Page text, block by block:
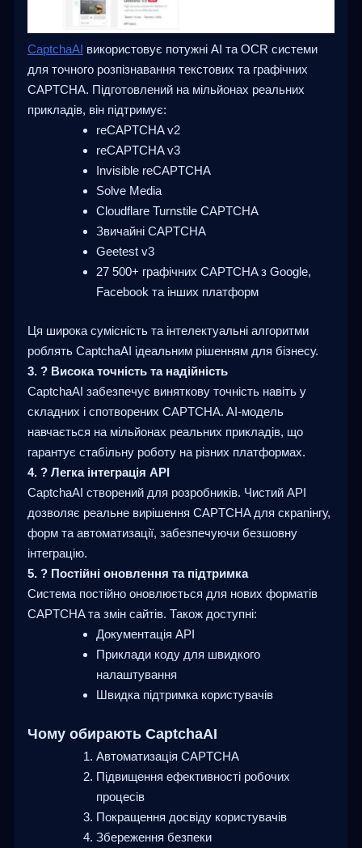
CaptchaAI використовує потужні AI та OCR системи
для точного розпізнавання текстових та графічних
CAPTCHA. Підготовлений на мільйонах реальних
прикладів, він підтримує:
reCAPTCHA v2
reCAPTCHA v3
Invisible reCAPTCHA
Solve Media
Cloudflare Turnstile CAPTCHA
Звичайні CAPTCHA
Geetest v3
27 500+ графічних CAPTCHA з Google,
Facebook та інших платформ
Ця широка сумісність та інтелектуальні алгоритми
роблять CaptchaAI ідеальним рішенням для бізнесу.
3. ? Висока точність та надійність
CaptchaAI забезпечує виняткову точність навіть у
складних і спотворених CAPTCHA. AI-модель
навчається на мільйонах реальних прикладів, що
гарантує стабільну роботу на різних платформах.
4. ? Легка інтеграція API
CaptchaAI створений для розробників. Чистий API
дозволяє реальне вирішення CAPTCHA для скрапінгу,
форм та автоматизації, забезпечуючи безшовну
інтеграцію.
5. ?️ Постійні оновлення та підтримка
Система постійно оновлюється для нових форматів
CAPTCHA та змін сайтів. Також доступні:
Документація API
Приклади коду для швидкого
налаштування
Швидка підтримка користувачів
Чому обирають CaptchaAI
Автоматизація CAPTCHA
Підвищення ефективності робочих
процесів
Покращення досвіду користувачів
Збереження безпеки